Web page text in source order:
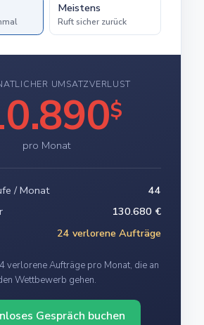
Meistens
Ruft sicher zurück
UMSATZVERLUST
$
pro Monat
/ Monat
44
130.680 €
24 verlorene Aufträge
verlorene Aufträge pro Monat, die an
Wettbewerb gehen.
Gespräch buchen